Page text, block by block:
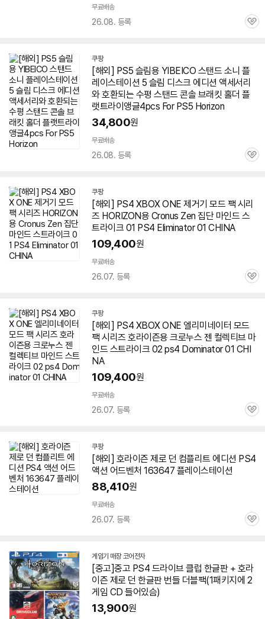
무료배송
26.08. 등록
관
쿠팡
[해외] PS5 슬림용 YIBEICO 스탠드 소니 플
레이스테이션 5 슬림 디스크 에디션 액세서리
와 호환되는 수평 스탠드 콘솔 브래킷 홀더 플
랫트라이앵글4pcs For PS5 Horizon
34,800원
무료배송
26.08. 등록
관
쿠팡
[해외] PS4 XBOX ONE 제거기 모드 팩 시리
즈 HORIZON용 Cronus Zen 집단 마인드 스
트라이크 01 PS4 Eliminator 01 CHINA
109,400원
무료배송
26.07. 등록
관
쿠팡
[해외] PS4 XBOX ONE 엘리미네이터 모드
팩 시리즈 호라이즌용 크로누스 젠 컬렉티브 마
인드 스트라이크 02 ps4 Dominator 01 CHI
NA
109,400원
무료배송
26.07. 등록
관
쿠팡
[해외] 호라이즌 제로 던 컴플리트 에디션 PS4
액션 어드벤처 163647 플레이스테이션
88,410원
무료배송
26.07. 등록
관
게임기 매장 코어전자네
이
버
페
[중고]중고 PS4 드라이브 클럽 한글판 + 호라
이즌 제로 던 한글판 번들 더블팩(1패키지에 2
게임 CD 들어있슴)
13,900원